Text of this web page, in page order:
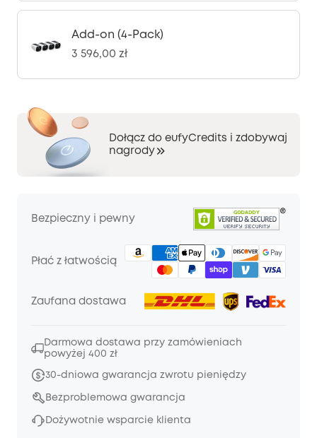
Add-on (4-Pack)
3 596,00 zł
Dołącz do eufyCredits i zdobywaj
nagrody
Bezpieczny i pewny
Płać z łatwością
Zaufana dostawa
Darmowa dostawa przy zamówieniach
powyżej 400 zł
30-dniowa gwarancja zwrotu pieniędzy
Bezproblemowa gwarancja
Dożywotnie wsparcie klienta